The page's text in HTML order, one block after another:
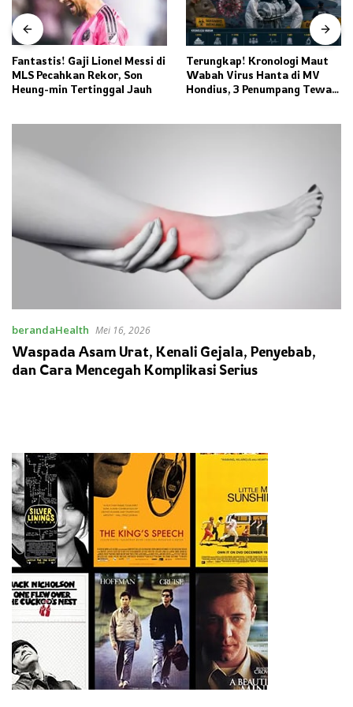
Fantastis! Gaji Lionel Messi di
MLS Pecahkan Rekor, Son
Heung-min Tertinggal Jauh
Terungkap! Kronologi Maut
Wabah Virus Hanta di MV
Hondius, 3 Penumpang Tewas
berandaHealth Mei 16, 2026
Waspada Asam Urat, Kenali Gejala, Penyebab,
dan Cara Mencegah Komplikasi Serius